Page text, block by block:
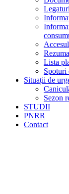
Lista
Spoturi
Situații de
Sezon
STUDII
PNRR
Contact